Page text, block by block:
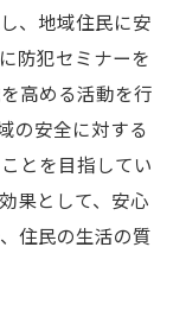
、地域住民に安
防犯セミナーを
高める活動を行
の安全に対する
とを目指してい
果として、安心
住民の生活の質